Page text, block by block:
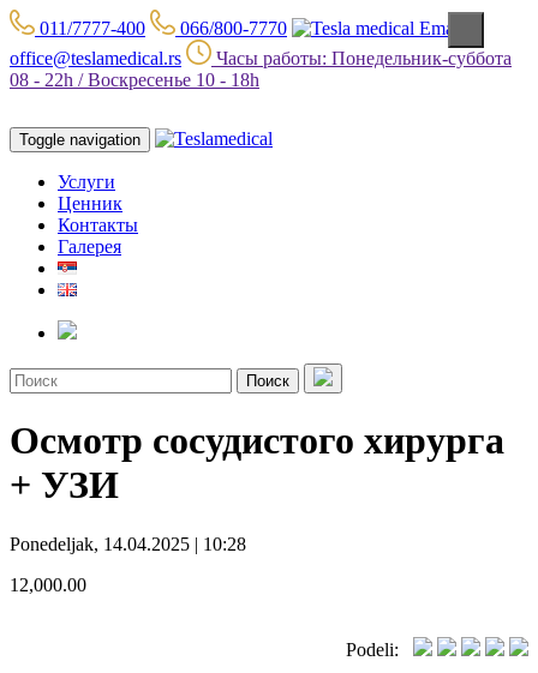
011/7777-400
066/800-7770
office@teslamedical.rs
Часы работы: Понедельник-суббота
08 - 22h / Воскресенье 10 - 18h
Toggle navigation
Услуги
Ценник
Контакты
Галерея
Поиск
Осмотр сосудистого хирурга
+ УЗИ
Ponedeljak, 14.04.2025 | 10:28
12,000.00
Podeli: